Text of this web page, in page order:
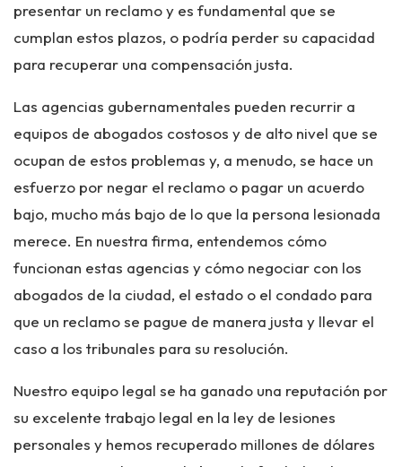
presentar un reclamo y es fundamental que se
cumplan estos plazos, o podría perder su capacidad
para recuperar una compensación justa.
Las agencias gubernamentales pueden recurrir a
equipos de abogados costosos y de alto nivel que se
ocupan de estos problemas y, a menudo, se hace un
esfuerzo por negar el reclamo o pagar un acuerdo
bajo, mucho más bajo de lo que la persona lesionada
merece. En nuestra firma, entendemos cómo
funcionan estas agencias y cómo negociar con los
abogados de la ciudad, el estado o el condado para
que un reclamo se pague de manera justa y llevar el
caso a los tribunales para su resolución.
Nuestro equipo legal se ha ganado una reputación por
su excelente trabajo legal en la ley de lesiones
personales y hemos recuperado millones de dólares